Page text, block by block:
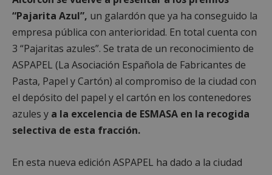
“Pajarita Azul”, un galardón que ya ha conseguido la
empresa pública con anterioridad. En total cuenta con
3 “Pajaritas azules”. Se trata de un reconocimiento de
ASPAPEL (La Asociación Española de Fabricantes de
Pasta, Papel y Cartón) al compromiso de la ciudad con
el depósito del papel y el cartón en los contenedores
azules y a la excelencia de ESMASA en la recogida
selectiva de esta fracción.
En esta nueva edición ASPAPEL ha dado a la ciudad